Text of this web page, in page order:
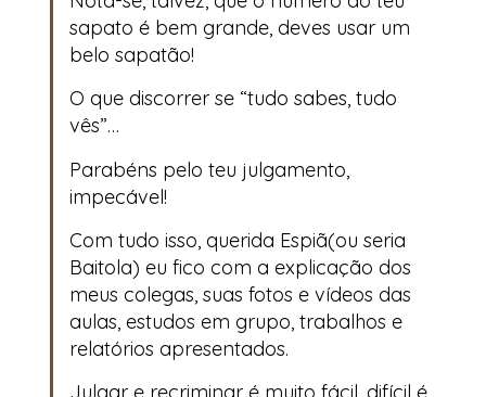
sapato é bem grande, deves usar um
belo sapatão!
O que discorrer se “tudo sabes, tudo
vês”…
Parabéns pelo teu julgamento,
impecável!
Com tudo isso, querida Espiã(ou seria
Baitola) eu fico com a explicação dos
meus colegas, suas fotos e vídeos das
aulas, estudos em grupo, trabalhos e
relatórios apresentados.